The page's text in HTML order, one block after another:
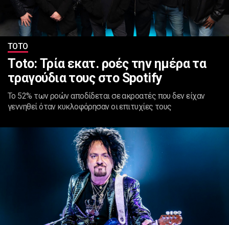
ΤΟΤΟ
Τoto: Τρία εκατ. ροές την ημέρα τα
τραγούδια τους στο Spotify
Το 52% των ροών αποδίδεται σε ακροατές που δεν είχαν
γεννηθεί όταν κυκλοφόρησαν οι επιτυχίες τους